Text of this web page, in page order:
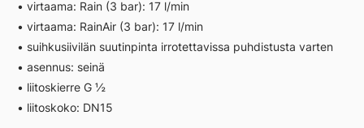
• virtaama: Rain (3 bar): 17 l/min
• virtaama: RainAir (3 bar): 17 l/min
• suihkusiivilän suutinpinta irrotettavissa puhdistusta varten
• asennus: seinä
• liitoskierre G ½
• liitoskoko: DN15